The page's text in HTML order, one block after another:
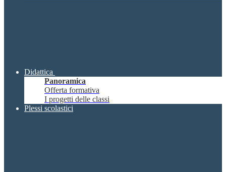
Didattica
Panoramica
Offerta formativa
I progetti delle classi
Plessi scolastici